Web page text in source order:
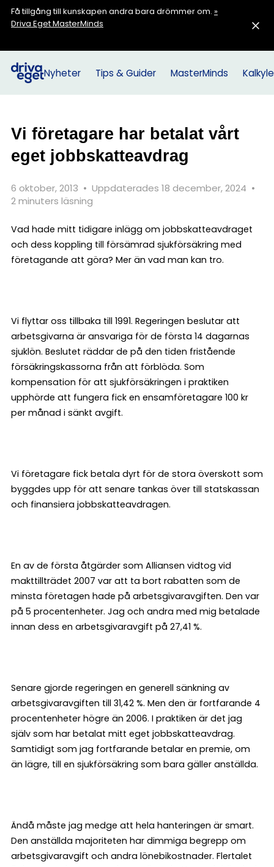
Få tillgång till kunskapen andra bara drömmer om. »
Driva Eget MasterMinds
Nyheter Tips & Guider MasterMinds
Vi företagare har betalat vårt
eget jobbskatteavdrag
6 oktober, 2013 • Uppdaterades 18 december, 2024 •
2 minuters läsning
Vad hade mitt tidigare inlägg om jobbskatteavdraget
och dess koppling till försämrad sjukförsäkring med
företagande att göra? Mer än vad man kan tro.
Vi flyttar oss tillbaka till 1991. Regeringen beslutar att
arbetsgivarna är ansvariga för de första 14 dagarnas
sjuklön. Beslutet räddar de på den tiden fristående
försäkringskassorna från att förblöda. Som
kompensation för att sjukförsäkringen i praktiken
upphörde att fungera fick en ensamföretagare 100 kr
per månad i sänkt avgift.
Vi företagare fick betala dyrt för de stora överskott som
byggdes upp för att senare tankas över till statskassan
och finansiera jobbskatteavdragen.
En av de första åtgärder som Alliansen vidtog vid
makttillträdet 2007 var att ta bort rabatten som de
minsta företagen hade på arbetsgivaravgiften. Den var
på 5 procentenheter. Jag och andra med mig betalade
innan dess en arbetsgivaravgift på 27,41 %.
Senare gjorde regeringen en generell sänkning av
arbetsgivaravgiften till 31,42 %. Men den är fortfarande 4
procentenheter högre än 2006. I praktiken är det jag
själv som har betalat mitt eget jobbskatteavdrag.
Samtidigt som jag fortfarande betalar en premie, om
än lägre, till en sjukförsäkring som bara gäller anställda.
Ändå måste jag medge att hela hanteringen är smart.
Den anställda majoriteten har dimmiga begrepp om
arbetsgivaravgift och andra lönebikostnader. Flertalet